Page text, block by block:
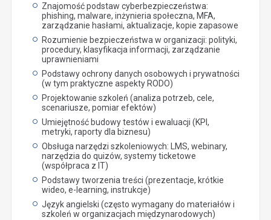
Znajomość podstaw cyberbezpieczeństwa:
phishing, malware, inżynieria społeczna, MFA,
zarządzanie hasłami, aktualizacje, kopie zapasowe
Rozumienie bezpieczeństwa w organizacji: polityki,
procedury, klasyfikacja informacji, zarządzanie
uprawnieniami
Podstawy ochrony danych osobowych i prywatności
(w tym praktyczne aspekty RODO)
Projektowanie szkoleń (analiza potrzeb, cele,
scenariusze, pomiar efektów)
Umiejętność budowy testów i ewaluacji (KPI,
metryki, raporty dla biznesu)
Obsługa narzędzi szkoleniowych: LMS, webinary,
narzędzia do quizów, systemy ticketowe
(współpraca z IT)
Podstawy tworzenia treści (prezentacje, krótkie
wideo, e-learning, instrukcje)
Język angielski (często wymagany do materiałów i
szkoleń w organizacjach międzynarodowych)